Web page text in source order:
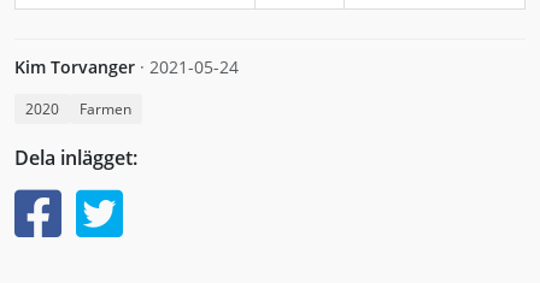
Kim Torvanger · 2021-05-24
2020 Farmen
Dela inlägget: